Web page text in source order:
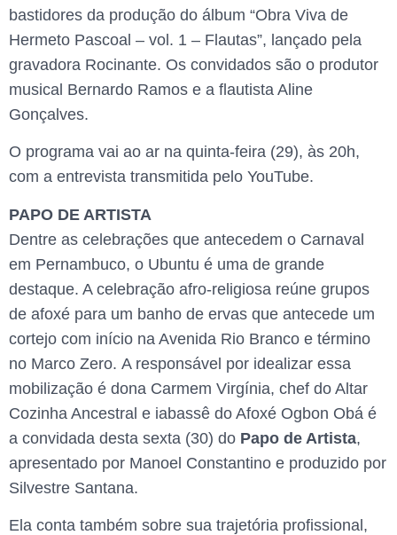
bastidores da produção do álbum “Obra Viva de
Hermeto Pascoal – vol. 1 – Flautas”, lançado pela
gravadora Rocinante. Os convidados são o produtor
musical Bernardo Ramos e a flautista Aline
Gonçalves.
O programa vai ao ar na quinta-feira (29), às 20h,
com a entrevista transmitida pelo YouTube.
PAPO DE ARTISTA
Dentre as celebrações que antecedem o Carnaval
em Pernambuco, o Ubuntu é uma de grande
destaque. A celebração afro-religiosa reúne grupos
de afoxé para um banho de ervas que antecede um
cortejo com início na Avenida Rio Branco e término
no Marco Zero. A responsável por idealizar essa
mobilização é dona Carmem Virgínia, chef do Altar
Cozinha Ancestral e iabassê do Afoxé Ogbon Obá é
a convidada desta sexta (30) do Papo de Artista,
apresentado por Manoel Constantino e produzido por
Silvestre Santana.
Ela conta também sobre sua trajetória profissional,